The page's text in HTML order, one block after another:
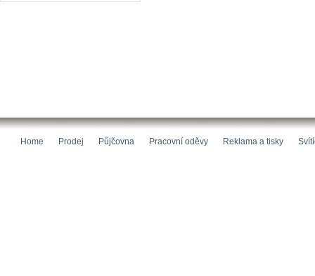
Home Prodej Půjčovna Pracovní oděvy Reklama a tisky